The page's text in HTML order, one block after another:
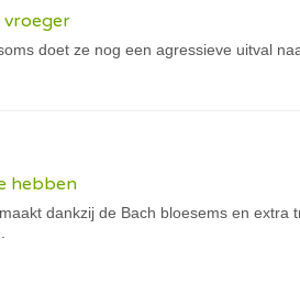
vroeger
doet ze nog een agressieve uitval
hebben
dankzij de Bach bloesems en extra